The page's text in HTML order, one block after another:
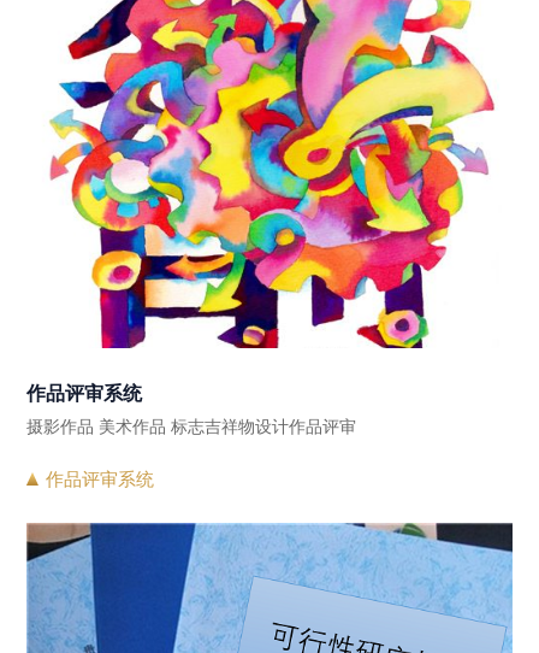
作品评审系统
摄影作品 美术作品 标志吉祥物设计作品评审
作品评审系统